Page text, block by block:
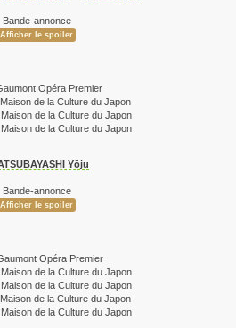
Bande-annonce
Opéra Premier
de la Culture du Japon
de la Culture du Japon
de la Culture du Japon
Yōju
Bande-annonce
Opéra Premier
de la Culture du Japon
de la Culture du Japon
de la Culture du Japon
de la Culture du Japon